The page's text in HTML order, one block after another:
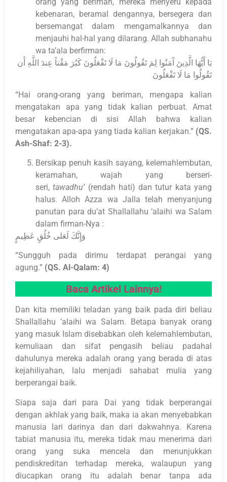
kebenaran, beramal dengannya, bersegera dan
bersemangat dalam mengamalkannya dan
menjauhi hal-hal yang dilarang. Allah subhanahu
wa ta’ala berfirman:
يَا أَيُّهَا الَّذِينَ آَمَنُوا لِمَ تَقُولُونَ مَا لَا تَفْعَلُونَ كَبُرَ مَقْتاً عِندَ اللَّهِ أَن
تَقُولُوا مَا لَا تَفْعَلُونَ
“Hai orang-orang yang beriman, mengapa kalian
mengatakan apa yang tidak kalian perbuat. Amat
besar kebencian di sisi Allah bahwa kalian
mengatakan apa-apa yang tiada kalian kerjakan.” (QS.
Ash-Shaf: 2-3).
Bersikap penuh kasih sayang, kelemahlembutan,
keramahan, wajah yang berseri-
seri,tawadhu’(rendah hati) dan tutur kata yang
halus. Alloh Azza wa Jalla telah menyanjung
panutan para du’at Shallallahu ‘alaihi wa Salam
dalam firman-Nya :
وَإِنَّكَ لَعَلى خُلُقٍ عَظِيمٍ
“Sungguh pada dirimu terdapat perangai yang
agung.” (QS. Al-Qalam: 4)
Baca Artikel Lainnya!
Dan kita memiliki teladan yang baik pada diri beliau
Shallallahu ’alaihi wa Salam. Betapa banyak orang
yang masuk Islam disebabkan oleh kelemahlembutan,
kemuliaan dan sifat pengasih beliau padahal
dahulunya mereka adalah orang yang berada di atas
kejahiliyahan, lalu menjadi sahabat mulia yang
berperangai baik.
Siapa saja dari para Dai yang tidak berperangai
dengan akhlak yang baik, maka ia akan menyebabkan
manusia lari darinya dan dari dakwahnya. Karena
tabiat manusia itu, mereka tidak mau menerima dari
orang yang suka mencela dan menunjukkan
pendiskreditan terhadap mereka, walaupun yang
diucapkan orang itu adalah benar tanpa ada